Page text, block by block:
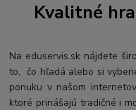
Kvalitné
Na eduservis.sk nájdete
to, čo hľadá alebo si
ponuku v našom
ktoré prinášajú tradičné i